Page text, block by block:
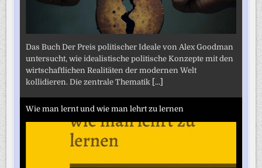
Das Buch Der Preis politischer Ideale von Alex Goodman
untersucht, wie idealistische politische Konzepte mit den
wirtschaftlichen Realitäten der modernen Welt
kollidieren. Die zentrale Thematik [...]
Wie man lernt und wie man lehrt zu lernen